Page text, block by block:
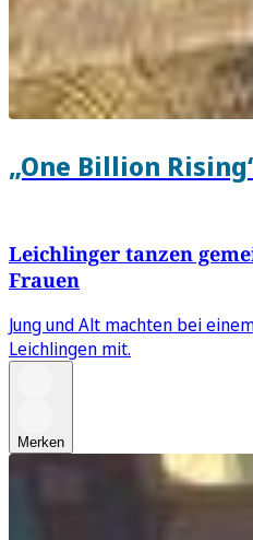
„One Billion
Leichlinger tanzen
Frauen
Jung und Alt machten bei
Leichlingen mit.
Merken